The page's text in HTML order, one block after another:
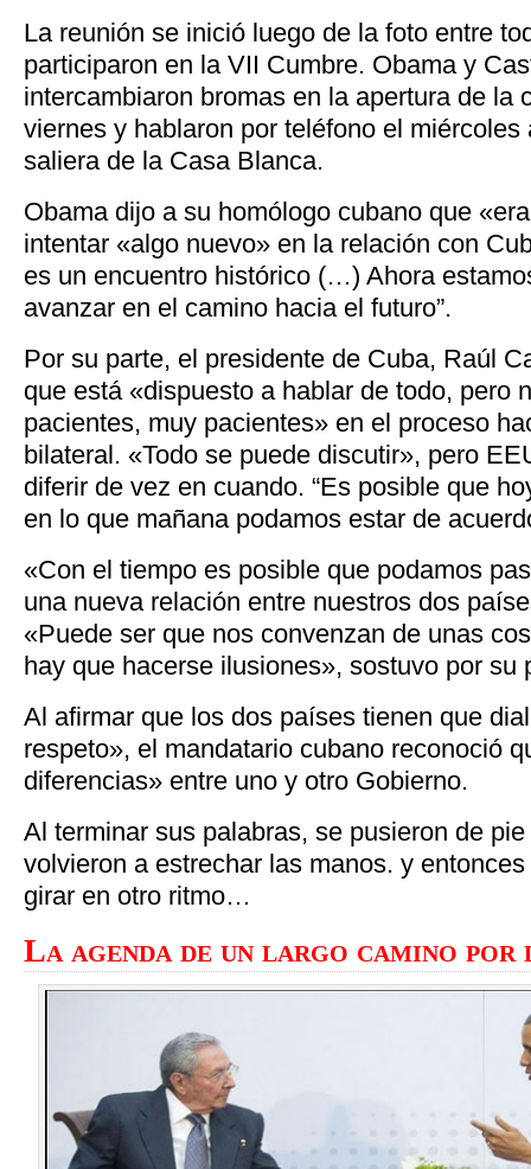
La reunión se inició luego de la foto entre
participaron en la VII Cumbre. Obama y
intercambiaron bromas en la apertura de la
viernes y hablaron por teléfono el miércoles
saliera de la Casa Blanca.
Obama dijo a su homólogo cubano que
intentar «algo nuevo» en la relación con
es un encuentro histórico (…) Ahora
avanzar en el camino hacia el futuro”.
Por su parte, el presidente de Cuba, Raúl
que está «dispuesto a hablar de todo, pero
pacientes, muy pacientes» en el proceso
bilateral. «Todo se puede discutir», pero
diferir de vez en cuando. “Es posible que
en lo que mañana podamos estar de
«Con el tiempo es posible que podamos
una nueva relación entre nuestros dos
«Puede ser que nos convenzan de unas
hay que hacerse ilusiones», sostuvo por su
Al afirmar que los dos países tienen que
respeto», el mandatario cubano reconoció
diferencias» entre uno y otro Gobierno.
Al terminar sus palabras, se pusieron de
volvieron a estrechar las manos. y
girar en otro ritmo…
La agenda de un largo camino por